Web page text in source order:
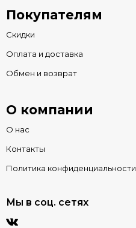
Покупателям
Скидки
Оплата и доставка
Обмен и возврат
О компании
О нас
Контакты
Политика конфиденциальности
Мы в соц. сетях